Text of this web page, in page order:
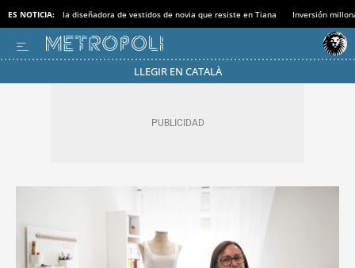
ES NOTICIA: la diseñadora de vestidos de novia que resiste en Tiana Inversión
LLEGIR EN CATALÀ